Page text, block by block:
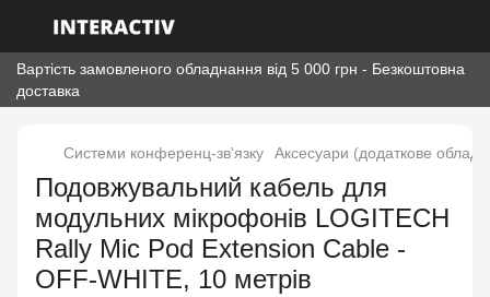
Вартість замовленого обладнання від 5 000 грн - Безкоштовна
доставка
Системи конференц-зв'язку Аксесуари (додаткове
Подовжувальний кабель для
модульних мікрофонів LOGITECH
Rally Mic Pod Extension Cable -
OFF-WHITE, 10 метрів